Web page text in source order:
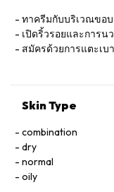
(SAGE) LEAF
PALMITOYL
CERATONIA
PALMITIC ACID,
GLYCOL,
ACID, BHT, CITRIC
BENZOATE,
METHYLPARABEN,
ทาครีมกับบริเวณขอ
เปิดริ้วรอยและการน
สมัครด้วยการแตะเบ
Skin Type
combination
dry
normal
oily